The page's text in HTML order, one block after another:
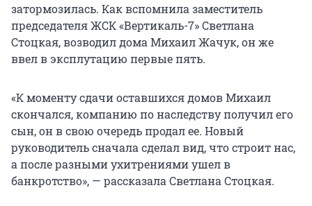
затормозилась. Как вспомнила заместитель
председателя ЖСК «Вертикаль-7» Светлана
Стоцкая, возводил дома Михаил Жачук, он же
ввел в эксплутацию первые пять.
«К моменту сдачи оставшихся домов Михаил
скончался, компанию по наследству получил его
сын, он в свою очередь продал ее. Новый
руководитель сначала сделал вид, что строит нас,
а после разными ухитрениями ушел в
банкротство», — рассказала Светлана Стоцкая.